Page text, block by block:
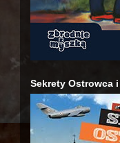
Sekrety Ostrowca